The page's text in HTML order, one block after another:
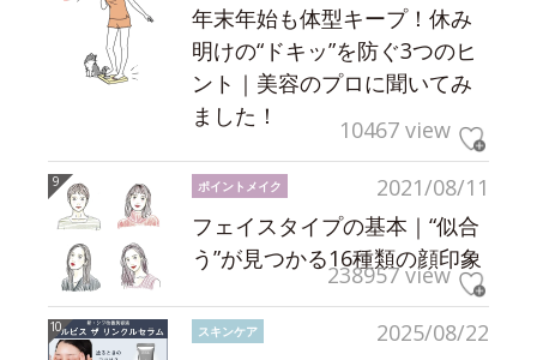
年末年始も体型キープ！休み
明けの“ドキッ”を防ぐ3つのヒ
ント｜美容のプロに聞いてみ
ました！
10467 view
2021/08/11
ポイントメイク
フェイスタイプの基本｜“似合
う”が見つかる16種類の顔印象
238957 view
2025/08/22
スキンケア